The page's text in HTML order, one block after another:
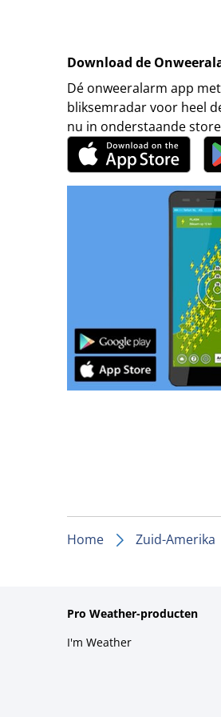
Download de
Dé onweeralarm app
bliksemradar voor heel
nu in onderstaande
Home Zuid-Amerika
Pro Weather-producten
I'm Weather